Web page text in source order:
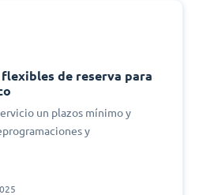
de reserva para
un plazos mínimo y
y